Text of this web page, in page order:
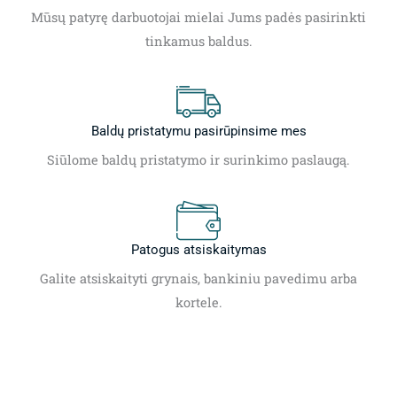
Mūsų patyrę darbuotojai mielai Jums padės pasirinkti
tinkamus baldus.
Baldų pristatymu pasirūpinsime mes
Siūlome baldų pristatymo ir surinkimo paslaugą.
Patogus atsiskaitymas
Galite atsiskaityti grynais, bankiniu pavedimu arba
kortele.